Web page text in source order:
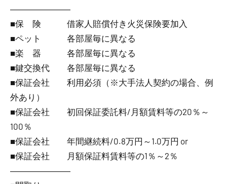
―――――――
■保 険 借家人賠償付き火災保険要加入
■ペット 各部屋毎に異なる
■楽 器 各部屋毎に異なる
■鍵交換代 各部屋毎に異なる
■保証会社 利用必須（※大手法人契約の場合、例
外あり）
■保証会社 初回保証委託料/月額賃料等の20％～
100％
■保証会社 年間継続料/0.8万円～1.0万円 or
■保証会社 月額保証料賃料等の1％～2％
―――――――